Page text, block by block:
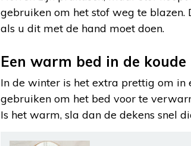
gebruiken om het stof weg te
als u dit met de hand moet doen.
Een warm bed in de koude
In de winter is het extra prettig om in
gebruiken om het bed voor te
Is het warm, sla dan de dekens snel